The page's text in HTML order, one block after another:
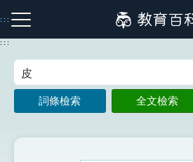
到
主
:::
注音索引圖示 筆畫索引圖示
:::
詞條檢索 全文檢索